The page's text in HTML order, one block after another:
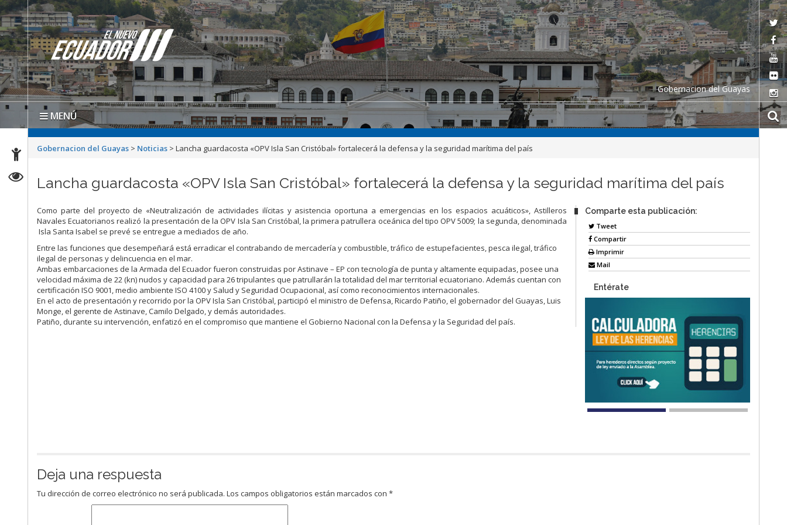
Gobernacion del Guayas
MENÚ
Gobernacion del Guayas > Noticias >Lancha guardacosta «OPV Isla San Cristóbal» fortalecerá la defensa y la seguridad marítima del país
Lancha guardacosta «OPV Isla San Cristóbal» fortalecerá la defensa y la seguridad marítima del país
Como parte del proyecto de «Neutralización de actividades ilícitas y asistencia oportuna a emergencias en los espacios acuáticos», Astilleros
Navales Ecuatorianos realizó la presentación de la OPV Isla San Cristóbal, la primera patrullera oceánica del tipo OPV 5009; la segunda, denominada
Isla Santa Isabel se prevé se entregue a mediados de año.
Entre las funciones que desempeñará está erradicar el contrabando de mercadería y combustible, tráfico de estupefacientes, pesca ilegal, tráfico
ilegal de personas y delincuencia en el mar.
Ambas embarcaciones de la Armada del Ecuador fueron construidas por Astinave – EP con tecnología de punta y altamente equipadas, posee una
velocidad máxima de 22 (kn) nudos y capacidad para 26 tripulantes que patrullarán la totalidad del mar territorial ecuatoriano. Además cuentan con
certificación ISO 9001, medio ambiente ISO 4100 y Salud y Seguridad Ocupacional, así como reconocimientos internacionales.
En el acto de presentación y recorrido por la OPV Isla San Cristóbal, participó el ministro de Defensa, Ricardo Patiño, el gobernador del Guayas, Luis
Monge, el gerente de Astinave, Camilo Delgado, y demás autoridades.
Patiño, durante su intervención, enfatizó en el compromiso que mantiene el Gobierno Nacional con la Defensa y la Seguridad del país.
Comparte esta publicación:
Tweet
Compartir
Imprimir
Mail
Entérate
Deja una respuesta
Tu dirección de correo electrónico no será publicada. Los campos obligatorios están marcados con*